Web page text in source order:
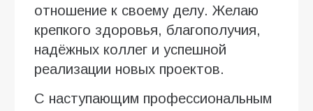
отношение к своему делу. Желаю
крепкого здоровья, благополучия,
надёжных коллег и успешной
реализации новых проектов.
С наступающим профессиональным